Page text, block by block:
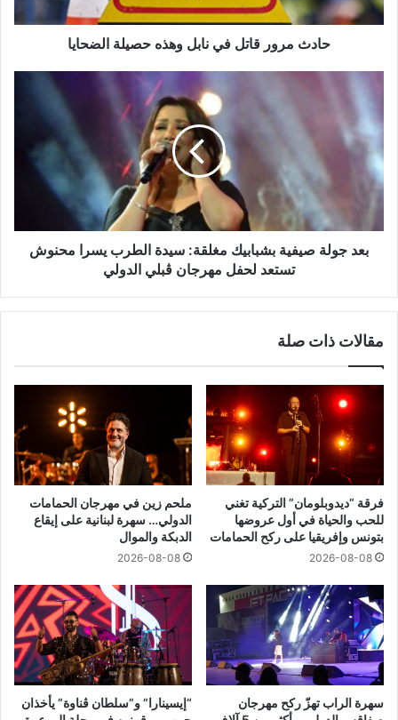
حادث مرور قاتل في نابل وهذه حصيلة الضحايا
بعد جولة صيفية بشبابيك مغلقة: سيدة الطرب يسرا محنوش
تستعد لحفل مهرجان ڨبلي الدولي
مقالات ذات صلة
فرقة “ديدوبلومان” التركية تغني
للحب والحياة في أول عروضها
بتونس وإفريقيا على ركح الحمامات
2026-08-08
ملحم زين في مهرجان الحمامات
الدولي… سهرة لبنانية على إيقاع
الدبكة والموال
2026-08-08
سهرة الراب تهزّ ركح مهرجان
“إيسينارا” و”سلطان ڤناوة” يأخذان